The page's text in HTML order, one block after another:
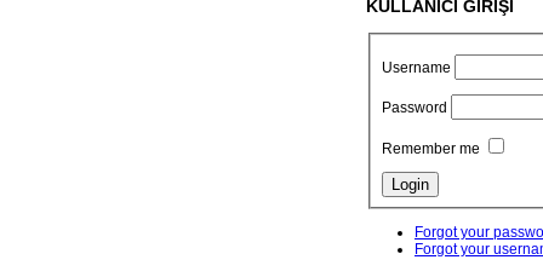
KULLANICI GİRİŞİ
Username
Password
Remember me
Forgot your
Forgot your